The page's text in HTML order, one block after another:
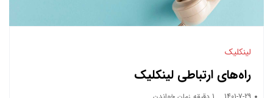
لینکلیک
راه‌های ارتباطی لینکلیک